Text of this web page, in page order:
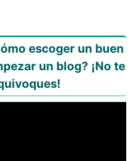
escoger un buen
un blog? ¡No te